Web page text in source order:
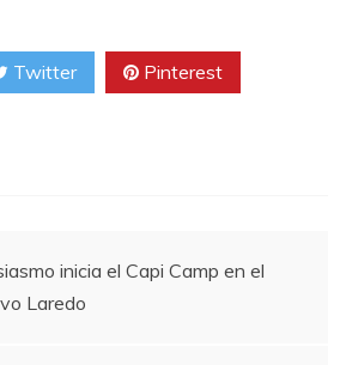
Twitter Pinterest
inicia el Capi Camp en el
Laredo